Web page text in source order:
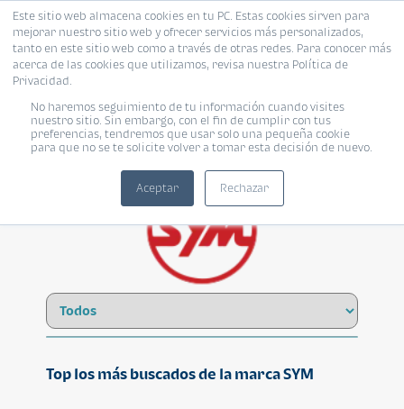
Este sitio web almacena cookies en tu PC. Estas cookies sirven para
mejorar nuestro sitio web y ofrecer servicios más personalizados,
tanto en este sitio web como a través de otras redes. Para conocer más
acerca de las cookies que utilizamos, revisa nuestra Política de
Privacidad.
No haremos seguimiento de tu información cuando visites
nuestro sitio. Sin embargo, con el fin de cumplir con tus
preferencias, tendremos que usar solo una pequeña cookie
para que no se te solicite volver a tomar esta decisión de nuevo.
Aceptar Rechazar
SYM
Top los más buscados de la marca SYM